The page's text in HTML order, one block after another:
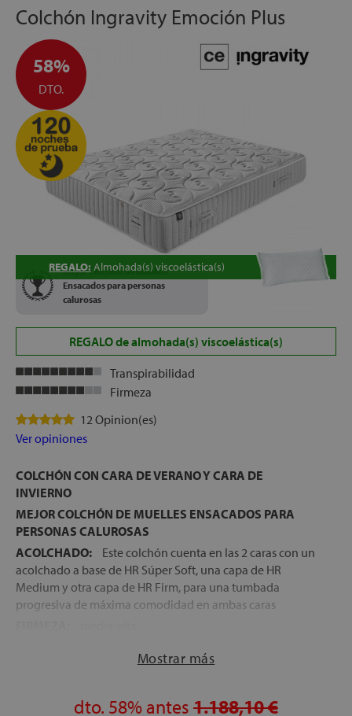
Colchón Ingravity Emoción Plus
58%
DTO.
Mejor Colchón de Muelles
Ensacados para personas
calurosas
REGALO: Almohada(s) viscoelástica(s)
REGALO de almohada(s) viscoelástica(s)
Transpirabilidad
Firmeza
12 Opinion(es)
Ver opiniones
COLCHÓN CON CARA DE VERANO Y CARA DE
INVIERNO
MEJOR COLCHÓN DE MUELLES ENSACADOS PARA
PERSONAS CALUROSAS
ACOLCHADO:
Este colchón cuenta en las 2 caras con un
acolchado a base de HR Súper Soft, una capa de HR
Medium y otra capa de HR Firm, para una tumbada
progresiva de máxima comodidad en ambas caras
Verano es un tejido X-Cool® de tacto frío, que ayuda a una
durante los días más calurosos del año
Mostrar más
dto. 58% antes 1.188,10 €